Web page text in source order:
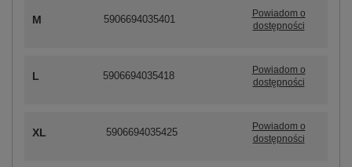
M 5906694035401
Powiadom o
dostępności
L 5906694035418
Powiadom o
dostępności
XL 5906694035425
Powiadom o
dostępności